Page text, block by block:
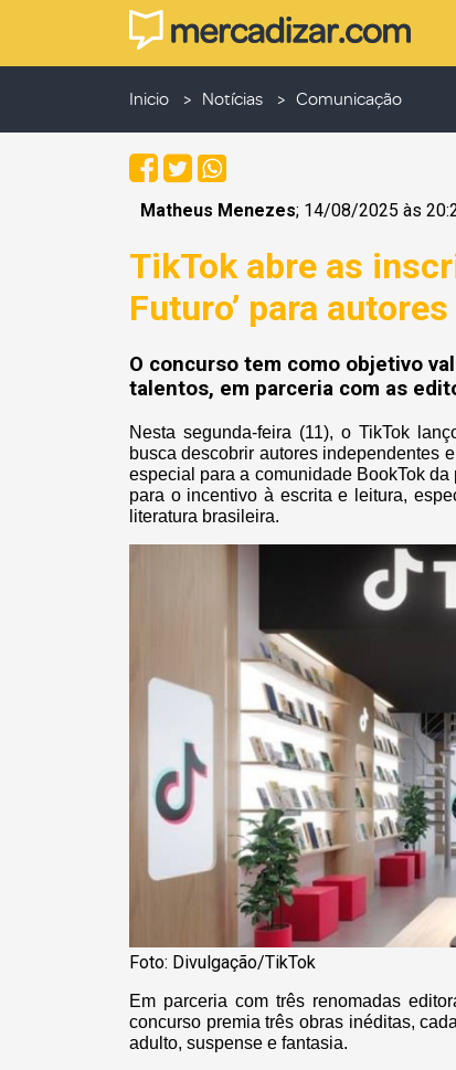
Inicio Notícias Comunicação
Matheus Menezes; 14/08/2025 às
TikTok abre as
Futuro’ para
O concurso tem como objetivo
talentos, em parceria com as
Nesta segunda-feira (11), o TikTok
busca descobrir autores independentes
especial para a comunidade BookTok
para o incentivo à escrita e leitura,
literatura brasileira.
Foto: Divulgação/TikTok
Em parceria com três renomadas
concurso premia três obras inéditas,
adulto, suspense e fantasia.